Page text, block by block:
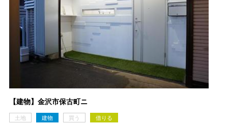
【建物】金沢市保古町ニ
土地 建物 買う 借りる